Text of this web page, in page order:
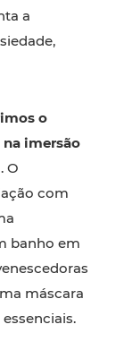
a
o
imersão
O
com
banho em
máscara